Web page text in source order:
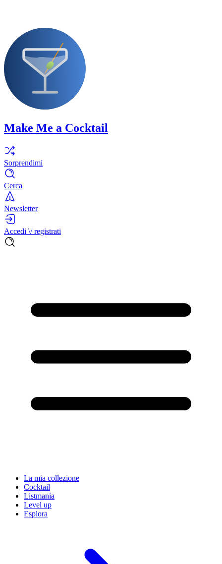
Make Me a Cocktail
Sorprendimi
Cerca
Newsletter
Accedi \/ registrati
La mia collezione
Cocktail
Listmania
Level up
Esplora